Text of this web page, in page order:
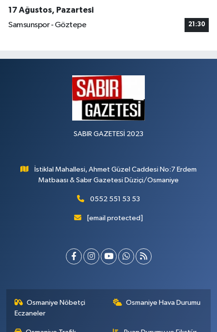
17 Ağustos, Pazartesi
Samsunspor - Göztepe
21:30
SABIR GAZETESİ 2023
İstiklal Mahallesi, Ahmet Güzel Caddesi No:7 Erdem
Matbaası & Sabır Gazetesi Düziçi/Osmaniye
0552 551 53 53
[email protected]
Osmaniye Nöbetçi
Eczaneler
Osmaniye Hava Durumu